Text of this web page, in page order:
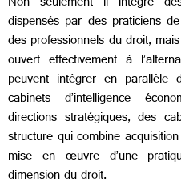
dispensés par des praticiens
des professionnels du droit,
ouvert effectivement à
peuvent intégrer en
cabinets d’intelligence
directions stratégiques, des
structure qui combine
mise en œuvre d’une
dimension du droit.